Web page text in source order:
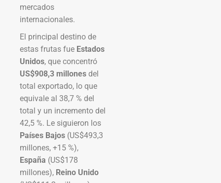
mercados
internacionales.
El principal destino de
estas frutas fue Estados
Unidos, que concentró
US$908,3 millones del
total exportado, lo que
equivale al 38,7 % del
total y un incremento del
42,5 %. Le siguieron los
Países Bajos (US$493,3
millones, +15 %),
España (US$178
millones), Reino Unido